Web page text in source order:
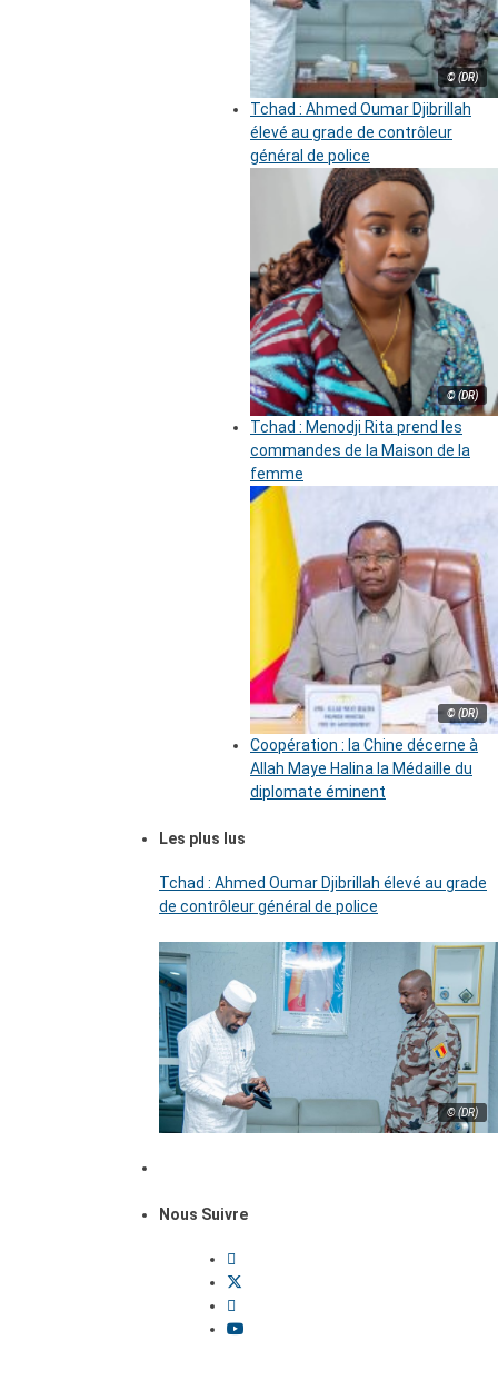
© (DR)
Tchad : Ahmed Oumar Djibrillah
élevé au grade de contrôleur
général de police
© (DR)
Tchad : Menodji Rita prend les
commandes de la Maison de la
femme
© (DR)
Coopération : la Chine décerne à
Allah Maye Halina la Médaille du
diplomate éminent
Les plus lus
Tchad : Ahmed Oumar Djibrillah élevé au grade
de contrôleur général de police
© (DR)
Nous Suivre